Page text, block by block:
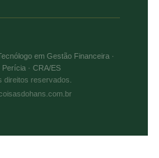
em Gestão Financeira ·
· CRA/ES
reservados.